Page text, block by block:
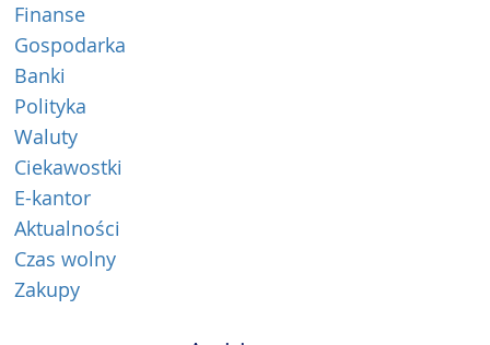
Finanse
Gospodarka
Banki
Polityka
Waluty
Ciekawostki
E-kantor
Aktualności
Czas wolny
Zakupy